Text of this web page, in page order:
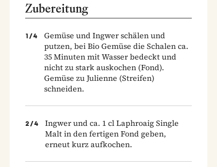
Zubereitung
1 /4
Gemüse und Ingwer schälen und
putzen, bei Bio Gemüse die Schalen ca.
35 Minuten mit Wasser bedeckt und
nicht zu stark auskochen (Fond).
Gemüse zu Julienne (Streifen)
schneiden.
2 /4
Ingwer und ca. 1 cl Laphroaig Single
Malt in den fertigen Fond geben,
erneut kurz aufkochen.